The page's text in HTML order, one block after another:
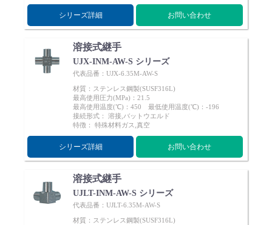
シリーズ詳細 お問い合わせ
溶接式継手
UJX-INM-AW-S シリーズ
代表品番：UJX-6.35M-AW-S
材質：ステンレス鋼製(SUSF316L)
最高使用圧力(MPa)：21.5
最高使用温度(℃)：450 最低使用温度(℃)：-196
接続形式： 溶接,バットウエルド
特徴： 特殊材料ガス,真空
シリーズ詳細 お問い合わせ
溶接式継手
UJLT-INM-AW-S シリーズ
代表品番：UJLT-6.35M-AW-S
材質：ステンレス鋼製(SUSF316L)